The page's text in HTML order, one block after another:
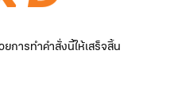
การทำคำสั่งนี้ให้เสร็จสิ้น